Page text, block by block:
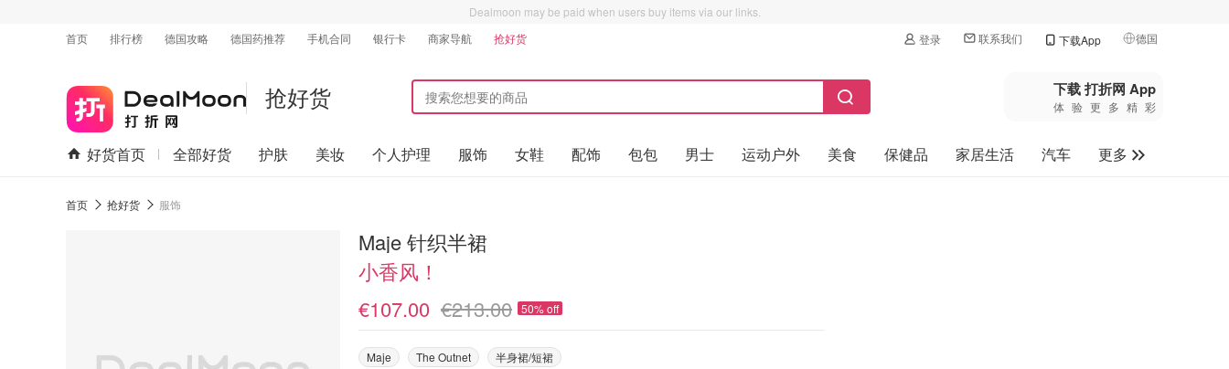
Dealmoon may be paid when users buy items via our links.
首页
排行榜 德国攻略 德国药推荐 手机合同 银行卡 商家导航 抢好货 登录 联系我们 下载App 德国
🇺🇸美国
🇨🇳中国
🇨🇦加拿大
抢好货 下载 打折网 App
体验更多精彩
好货首页 全部好货 护肤 美妆 个人护理 服饰 女鞋 配饰 包包 男士 运动户外 美食 保健品 家居生活 汽车
更多
首页 抢好货 服饰
Maje 针织半裙
小香风！
€107.00 €213.00 50% off
Maje The Outnet 半身裙/短裙